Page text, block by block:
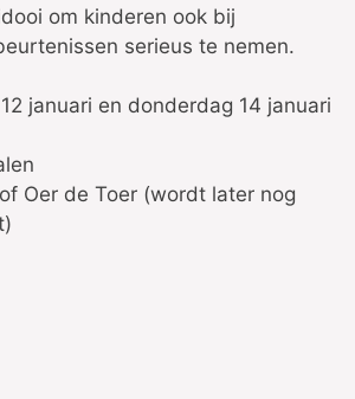
om kinderen ook bij
serieus te nemen.
januari en donderdag 14 januari
Oer de Toer (wordt later nog